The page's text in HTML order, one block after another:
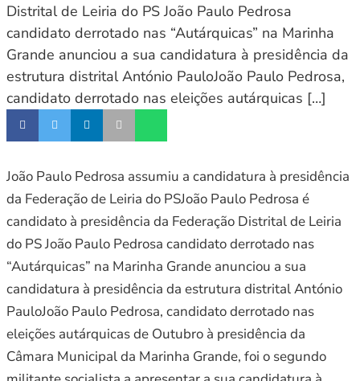
Distrital de Leiria do PS João Paulo Pedrosa
candidato derrotado nas “Autárquicas” na Marinha
Grande anunciou a sua candidatura à presidência da
estrutura distrital António PauloJoão Paulo Pedrosa,
candidato derrotado nas eleições autárquicas […]
João Paulo Pedrosa assumiu a candidatura à presidência
da Federação de Leiria do PSJoão Paulo Pedrosa é
candidato à presidência da Federação Distrital de Leiria
do PS João Paulo Pedrosa candidato derrotado nas
“Autárquicas” na Marinha Grande anunciou a sua
candidatura à presidência da estrutura distrital António
PauloJoão Paulo Pedrosa, candidato derrotado nas
eleições autárquicas de Outubro à presidência da
Câmara Municipal da Marinha Grande, foi o segundo